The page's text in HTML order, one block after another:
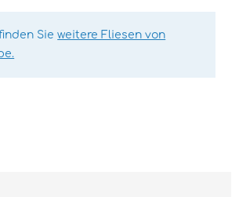
Sieweitere Fliesen von